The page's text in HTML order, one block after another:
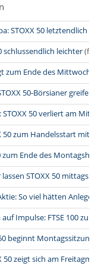
STOXX 50 letztendlich
schlussendlich leichter
zum Ende des
50-Börsianer greifen
50 verliert am
50 zum Handelsstart mit
zum Ende des
STOXX 50 mittags
So viel hätten
Impulse: FTSE 100
beginnt Montagssitzung
50 zeigt sich am